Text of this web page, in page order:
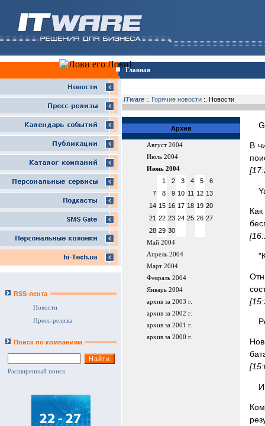
Главная
RSS-лента
Новости
Пресс-релизы
Поиск по компаниям
Расширенный поиск
ITware :. Горячие новости :. Новости
Архив
Август 2004
Июль 2004
Июнь 2004
1 2 3 4 5
6
7
8 9 10 11 12 13
14 15 16 17 18 19 20
21 22 23 24 25 26 27
28 29 30
Май 2004
Апрель 2004
Март 2004
Февраль 2004
Январь 2004
архив за 2003 г.
архив за 2002 г.
архив за 2001 г.
архив за 2000 г.
В